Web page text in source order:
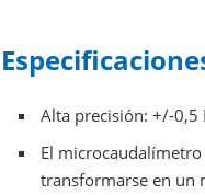
Alta precisión: +/-0,5
El
transformarse en un